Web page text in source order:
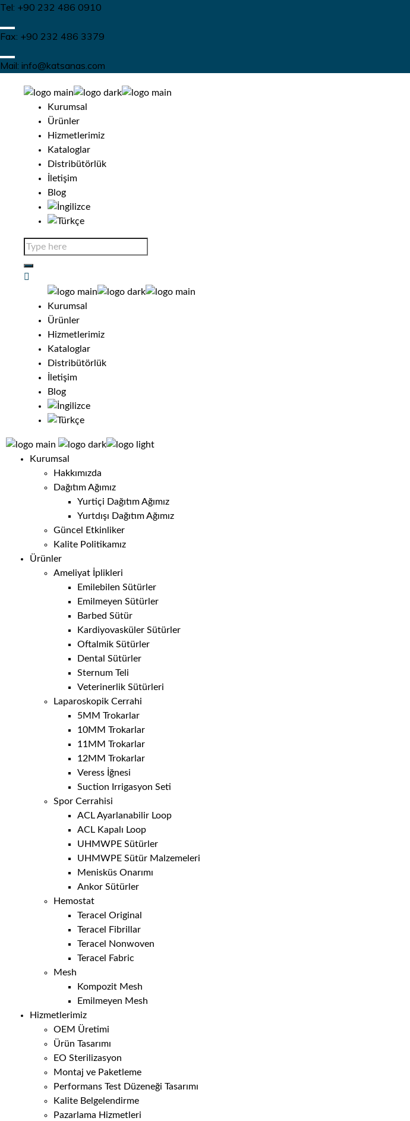
Tel: +90 232 486 0910
Fax: +90 232 486 3379
Mail: info@katsanas.com
Kurumsal
Ürünler
Hizmetlerimiz
Kataloglar
Distribütörlük
İletişim
Blog
Kurumsal
Ürünler
Hizmetlerimiz
Kataloglar
Distribütörlük
İletişim
Blog
Kurumsal
Hakkımızda
Dağıtım Ağımız
Yurtiçi Dağıtım Ağımız
Yurtdışı Dağıtım Ağımız
Güncel Etkinliker
Kalite Politikamız
Ürünler
Ameliyat İplikleri
Emilebilen Sütürler
Emilmeyen Sütürler
Barbed Sütür
Kardiyovasküler Sütürler
Oftalmik Sütürler
Dental Sütürler
Sternum Teli
Veterinerlik Sütürleri
Laparoskopik Cerrahi
5MM Trokarlar
10MM Trokarlar
11MM Trokarlar
12MM Trokarlar
Veress İğnesi
Suction Irrigasyon Seti
Spor Cerrahisi
ACL Ayarlanabilir Loop
ACL Kapalı Loop
UHMWPE Sütürler
UHMWPE Sütür Malzemeleri
Menisküs Onarımı
Ankor Sütürler
Hemostat
Teracel Original
Teracel Fibrillar
Teracel Nonwoven
Teracel Fabric
Mesh
Kompozit Mesh
Emilmeyen Mesh
Hizmetlerimiz
OEM Üretimi
Ürün Tasarımı
EO Sterilizasyon
Montaj ve Paketleme
Performans Test Düzeneği Tasarımı
Kalite Belgelendirme
Pazarlama Hizmetleri